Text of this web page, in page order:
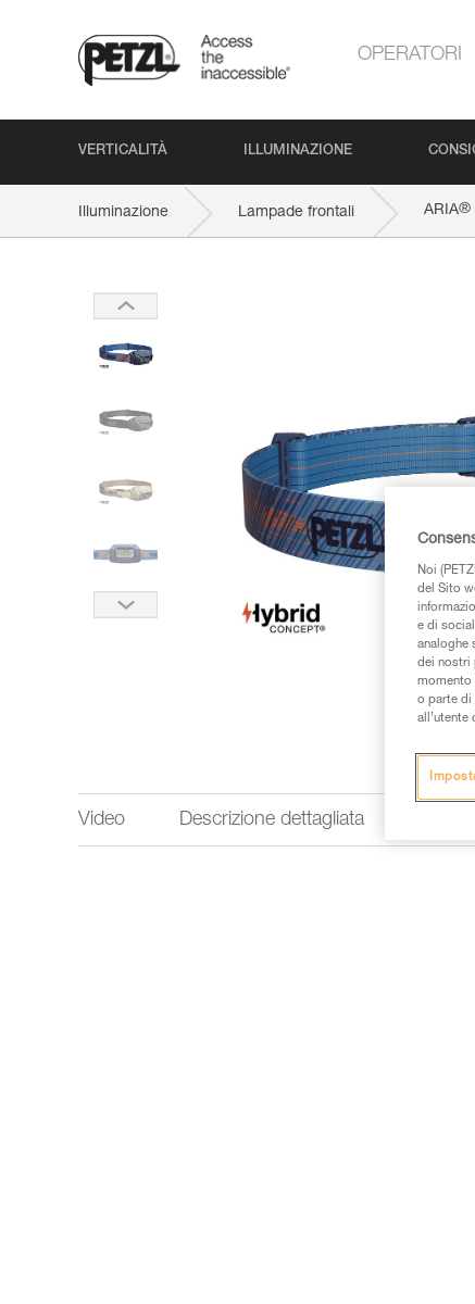
OPERATORI
VERTICALITÀ ILLUMINAZIONE
Illuminazione Lampade frontali ARIA®
Video Descrizione dettagliata
Noi
del Sito
e di
analoghe
dei nostri
momento
o parte di
all’utente